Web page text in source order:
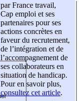
par France travail,
Cap emploi et ses
partenaires pour ses
actions concrètes en
faveur du recrutement,
de l’intégration et de
l’accompagnement de
ses collaborateurs en
situation de handicap.
Pour en savoir plus,
consultez cet article.